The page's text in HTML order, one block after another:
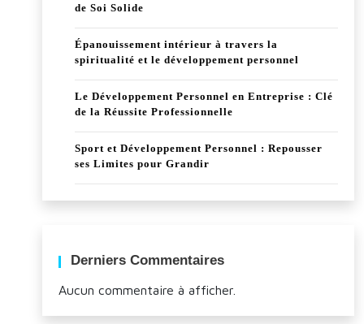
de Soi Solide
Épanouissement intérieur à travers la
spiritualité et le développement personnel
Le Développement Personnel en Entreprise : Clé
de la Réussite Professionnelle
Sport et Développement Personnel : Repousser
ses Limites pour Grandir
Derniers Commentaires
Aucun commentaire à afficher.